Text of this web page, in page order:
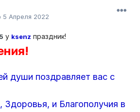
5 Апреля 2022
у ksenz праздник!
души поздравляет вас с
Здоровья, и Благополучия в